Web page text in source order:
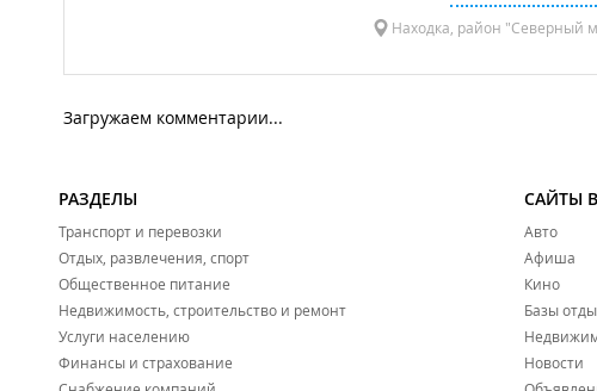
Находка, район "Северный
Загружаем комментарии...
РАЗДЕЛЫ
Транспорт и перевозки
Отдых, развлечения, спорт
Общественное питание
Недвижимость, строительство и ремонт
Услуги населению
Финансы и страхование
САЙТЫ
Авто
Афиша
Кино
Базы
Новости